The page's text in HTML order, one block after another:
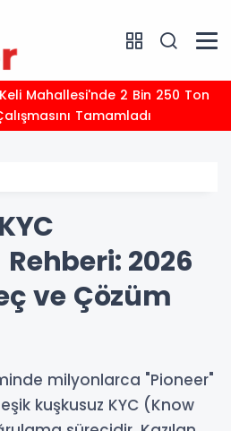
Tamamladı
2026
ve Çözüm
milyonlarca "Pioneer"
kuşkusuz KYC (Know